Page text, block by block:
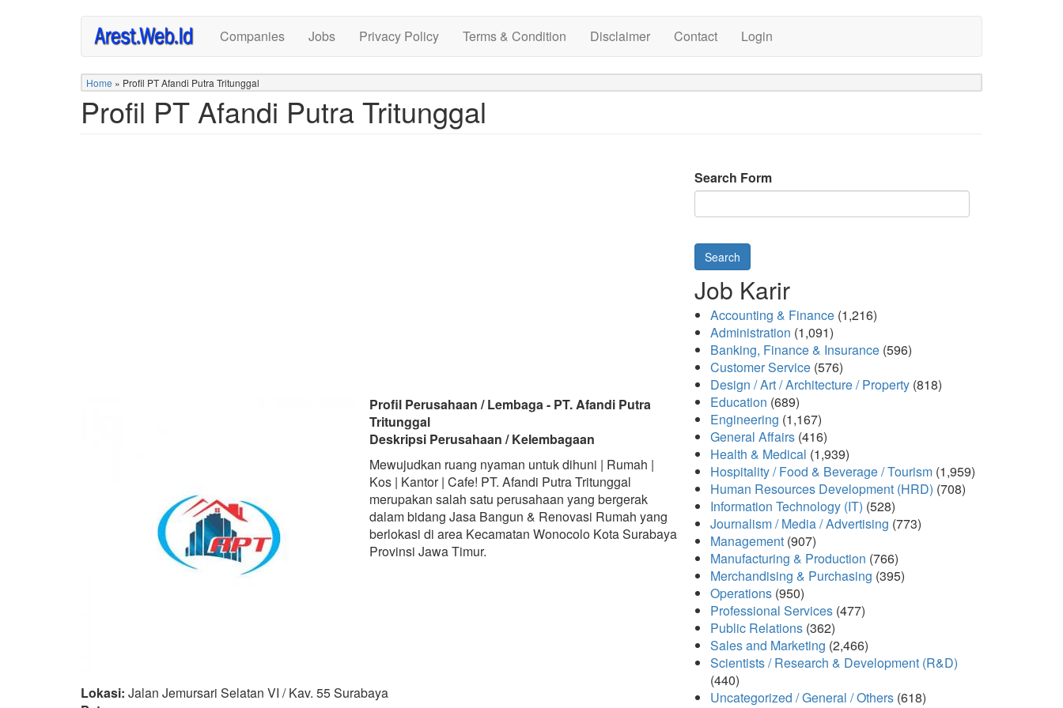
Companies Jobs Privacy Policy Terms & Condition Disclaimer Contact Login
Home » Profil PT Afandi Putra Tritunggal
Profil PT Afandi Putra Tritunggal
Profil Perusahaan / Lembaga - PT. Afandi Putra
Tritunggal
Deskripsi Perusahaan / Kelembagaan
Mewujudkan ruang nyaman untuk dihuni | Rumah |
Kos | Kantor | Cafe! PT. Afandi Putra Tritunggal
merupakan salah satu perusahaan yang bergerak
dalam bidang Jasa Bangun & Renovasi Rumah yang
berlokasi di area Kecamatan Wonocolo Kota Surabaya
Provinsi Jawa Timur.
Lokasi: Jalan Jemursari Selatan VI / Kav. 55 Surabaya
Search Form
Search
Job Karir
Accounting & Finance (1,216)
Administration (1,091)
Banking, Finance & Insurance (596)
Customer Service (576)
Design / Art / Architecture / Property (818)
Education (689)
Engineering (1,167)
General Affairs (416)
Health & Medical (1,939)
Hospitality / Food & Beverage / Tourism (1,959)
Human Resources Development (HRD) (708)
Information Technology (IT) (528)
Journalism / Media / Advertising (773)
Management (907)
Manufacturing & Production (766)
Merchandising & Purchasing (395)
Operations (950)
Professional Services (477)
Public Relations (362)
Sales and Marketing (2,466)
Scientists / Research & Development (R&D)
(440)
Uncategorized / General / Others (618)